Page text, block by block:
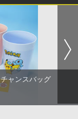
ャンスバッグ